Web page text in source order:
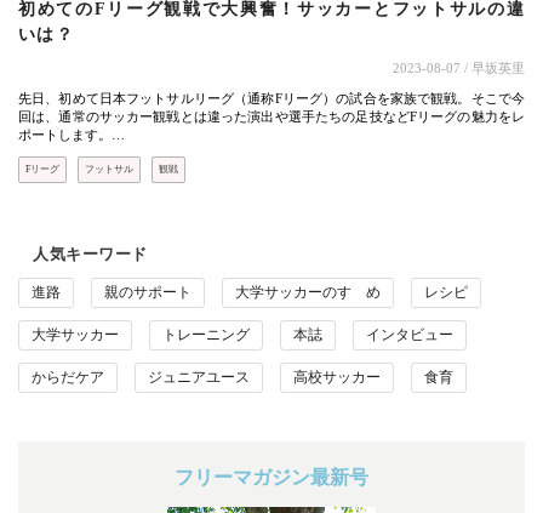
初めてのFリーグ観戦で大興奮！サッカーとフットサルの違
いは？
2023-08-07 / 早坂英里
先日、初めて日本フットサルリーグ（通称Fリーグ）の試合を家族で観戦。そこで今
回は、通常のサッカー観戦とは違った演出や選手たちの足技などFリーグの魅力をレ
ポートします。…
Fリーグ フットサル 観戦
人気キーワード
進路 親のサポート 大学サッカーのすゝめ レシピ
大学サッカー トレーニング 本誌 インタビュー
からだケア ジュニアユース 高校サッカー 食育
フリーマガジン最新号